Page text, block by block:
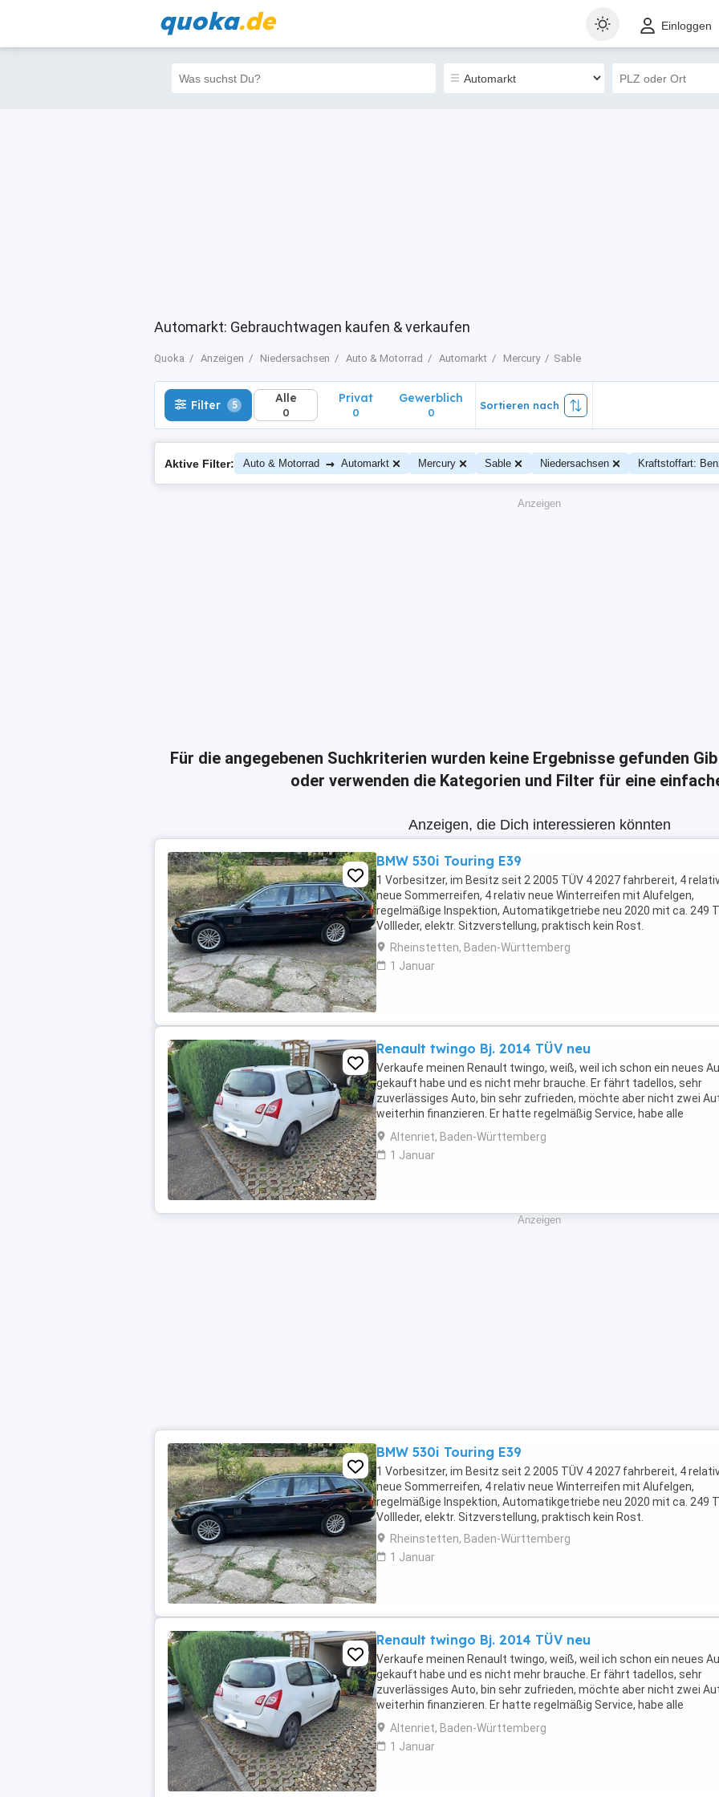
quoka.de Einloggen
Automarkt: Gebrauchtwagen kaufen & verkaufen
Quoka Anzeigen Niedersachsen Auto & Motorrad Automarkt Mercury Sable
Filter 5 Alle
0
Filter 5 Alle
0
Privat
0
Gewerblich
0
Sortieren nach
Aktive Filter: Auto & Motorrad → Automarkt Mercury Sable Niedersachsen Kraftstoffart:
Anzeigen
Für die angegebenen Suchkriterien wurden keine Ergebnisse gefunden
oder verwenden die Kategorien und Filter für eine
Anzeigen, die Dich interessieren könnten
BMW 530i Touring E39
1 Vorbesitzer, im Besitz seit 2 2005 TÜV 4 2027 fahrbereit, 4
neue Sommerreifen, 4 relativ neue Winterreifen mit Alufelgen,
regelmäßige Inspektion, Automatikgetriebe neu 2020 mit ca. 249
Vollleder, elektr. Sitzverstellung, praktisch kein Rost.
Rheinstetten, Baden-Württemberg
1 Januar
Renault twingo Bj. 2014 TÜV neu
Verkaufe meinen Renault twingo, weiß, weil ich schon ein neues
gekauft habe und es nicht mehr brauche. Er fährt tadellos, sehr
zuverlässiges Auto, bin sehr zufrieden, möchte aber nicht zwei
weiterhin finanzieren. Er hatte regelmäßig Service, habe alle
Reparaturen des Autohauses der letzten ...
Altenriet, Baden-Württemberg
1 Januar
Anzeigen
BMW 530i Touring E39
1 Vorbesitzer, im Besitz seit 2 2005 TÜV 4 2027 fahrbereit, 4
neue Sommerreifen, 4 relativ neue Winterreifen mit Alufelgen,
regelmäßige Inspektion, Automatikgetriebe neu 2020 mit ca. 249
Vollleder, elektr. Sitzverstellung, praktisch kein Rost.
Rheinstetten, Baden-Württemberg
1 Januar
Renault twingo Bj. 2014 TÜV neu
Verkaufe meinen Renault twingo, weiß, weil ich schon ein neues
gekauft habe und es nicht mehr brauche. Er fährt tadellos, sehr
zuverlässiges Auto, bin sehr zufrieden, möchte aber nicht zwei
weiterhin finanzieren. Er hatte regelmäßig Service, habe alle
Reparaturen des Autohauses der letzten ...
Altenriet, Baden-Württemberg
1 Januar